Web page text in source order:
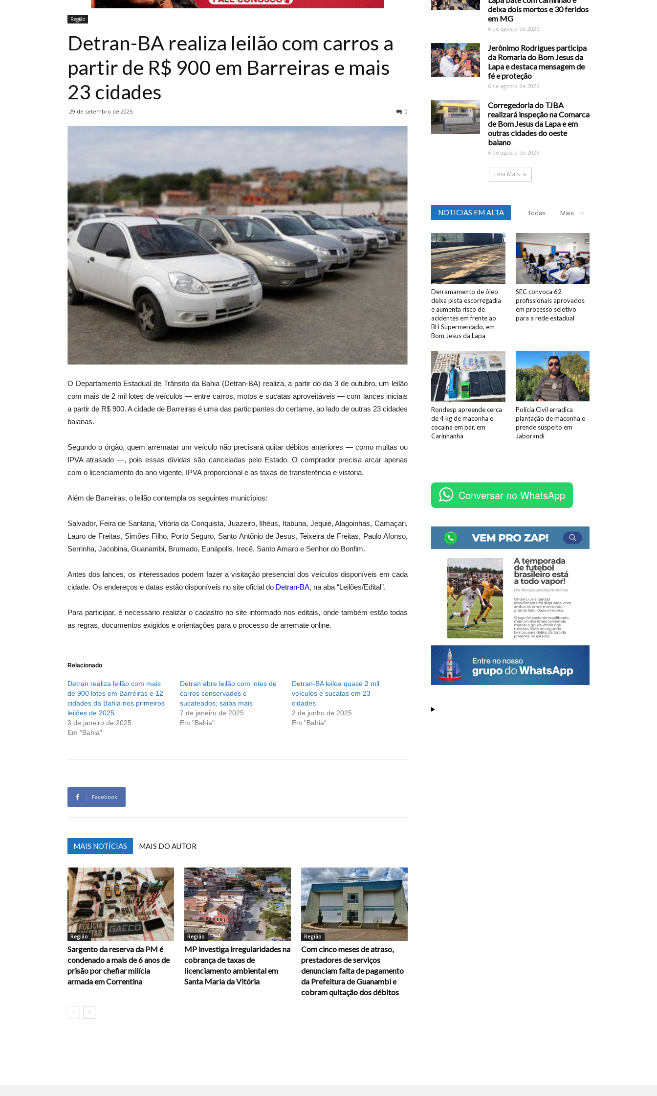
Região
Detran-BA realiza leilão com carros a
partir de R$ 900 em Barreiras e mais
23 cidades
29 de setembro de 2025 0
O Departamento Estadual de Trânsito da Bahia (Detran-BA) realiza, a partir do dia 3 de outubro, um leilão
com mais de 2 mil lotes de veículos — entre carros, motos e sucatas aproveitáveis — com lances iniciais
a partir de R$ 900. A cidade de Barreiras é uma das participantes do certame, ao lado de outras 23 cidades
baianas.
Segundo o órgão, quem arrematar um veículo não precisará quitar débitos anteriores — como multas ou
IPVA atrasado —, pois essas dívidas são canceladas pelo Estado. O comprador precisa arcar apenas
com o licenciamento do ano vigente, IPVA proporcional e as taxas de transferência e vistoria.
Além de Barreiras, o leilão contempla os seguintes municípios:
Salvador, Feira de Santana, Vitória da Conquista, Juazeiro, Ilhéus, Itabuna, Jequié, Alagoinhas, Camaçari,
Lauro de Freitas, Simões Filho, Porto Seguro, Santo Antônio de Jesus, Teixeira de Freitas, Paulo Afonso,
Serrinha, Jacobina, Guanambi, Brumado, Eunápolis, Irecê, Santo Amaro e Senhor do Bonfim.
Antes dos lances, os interessados podem fazer a visitação presencial dos veículos disponíveis em cada
cidade. Os endereços e datas estão disponíveis no site oficial do Detran-BA, na aba “Leilões/Edital”.
Para participar, é necessário realizar o cadastro no site informado nos editais, onde também estão todas
as regras, documentos exigidos e orientações para o processo de arremate online.
Relacionado
Detran realiza leilão com mais
de 900 lotes em Barreiras e 12
cidades da Bahia nos primeiros
leilões de 2025
3 de janeiro de 2025
Em "Bahia"
Detran abre leilão com lotes de
carros conservados e
sucateados; saiba mais
7 de janeiro de 2025
Em "Bahia"
Detran-BA leiloa quase 2 mil
veículos e sucatas em 23
cidades
2 de junho de 2025
Em "Bahia"
Facebook
MAIS NOTÍCIAS MAIS DO AUTOR
Região
Sargento da reserva da PM é
condenado a mais de 6 anos de
prisão por chefiar milícia
armada em Correntina
Região
MP investiga irregularidades na
cobrança de taxas de
licenciamento ambiental em
Santa Maria da Vitória
Região
Com cinco meses de atraso,
prestadores de serviços
denunciam falta de pagamento
da Prefeitura de Guanambi e
cobram quitação dos débitos
deixa dois mortos e 30 feridos
em MG
6 de agosto de 2026
Jerônimo Rodrigues participa
da Romaria do Bom Jesus da
Lapa e destaca mensagem de
fé e proteção
6 de agosto de 2026
Corregedoria do TJBA
realizará inspeção na Comarca
de Bom Jesus da Lapa e em
outras cidades do oeste
baiano
6 de agosto de 2026
Leia Mais
NOTICIAS EM ALTA Todas Mais
Derramamento de óleo
deixa pista escorregadia
e aumenta risco de
acidentes em frente ao
BH Supermercado, em
Bom Jesus da Lapa
SEC convoca 62
profissionais aprovados
em processo seletivo
para a rede estadual
Rondesp apreende cerca
de 4 kg de maconha e
cocaína em bar, em
Carinhanha
Polícia Civil erradica
plantação de maconha e
prende suspeito em
Jaborandi
Conversar no WhatsApp